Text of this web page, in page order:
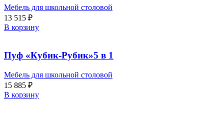
Мебель для школьной столовой
13 515 ₽
В корзину
Пуф «Кубик-Рубик»5 в 1
Мебель для школьной столовой
15 885 ₽
В корзину